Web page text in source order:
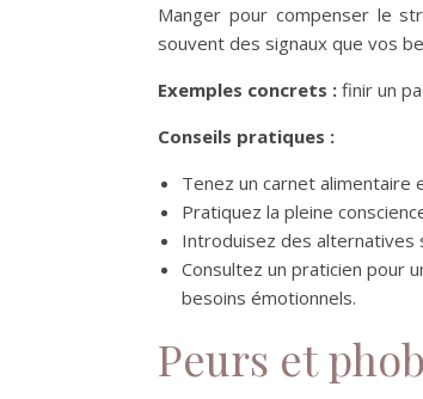
Manger pour compenser le
souvent des signaux que vos
Exemples concrets : finir un
Conseils pratiques :
Tenez un carnet alimentaire
Pratiquez la pleine
Introduisez des alternatives
Consultez un praticien pour
besoins émotionnels.
Peurs et